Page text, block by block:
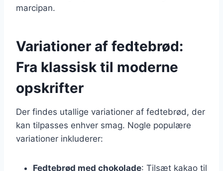
marcipan.
Variationer af fedtebrød:
Fra klassisk til moderne
opskrifter
Der findes utallige variationer af fedtebrød, der
kan tilpasses enhver smag. Nogle populære
variationer inkluderer:
Fedtebrød med chokolade: Tilsæt kakao til